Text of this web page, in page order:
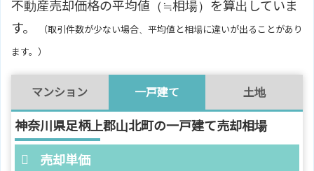
不動産売却価格の平均値（≒相場）を算出していま
す。
（取引件数が少ない場合、平均値と相場に違いが出ることがあり
ます。）
マンション 一戸建て 土地
神奈川県足柄上郡山北町の一戸建て売却相場
売却単価